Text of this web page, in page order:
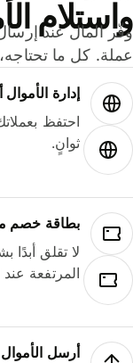
كل ما تحتاجه،
إدارة الأموال
احتفظ
ثوانٍ.
بطاقة خصم
لا تقلق أبدًا
المرتفعة عند
أرسل الأموال